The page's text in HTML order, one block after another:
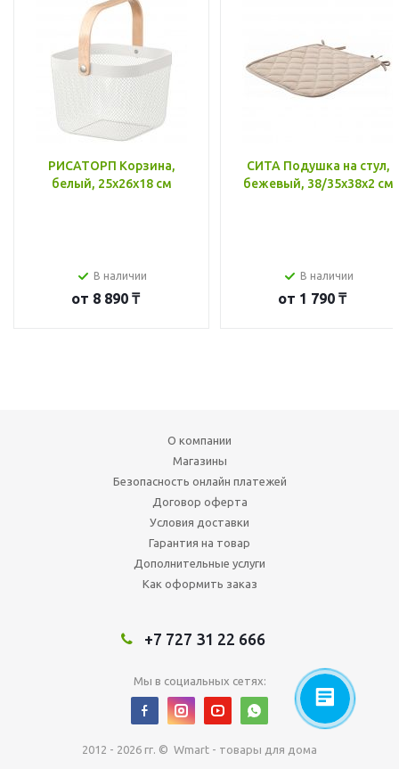
РИСАТОРП Корзина,
белый, 25x26x18 см
В наличии
от 8 890 ₸
СИТА Подушка на стул,
бежевый, 38/35x38x2 см
В наличии
от 1 790 ₸
О компании
Магазины
Безопасность онлайн платежей
Договор оферта
Условия доставки
Гарантия на товар
Дополнительные услуги
Как оформить заказ
+7 727 31 22 666
Мы в социальных сетях:
2012 - 2026 гг. © Wmart - товары для дома